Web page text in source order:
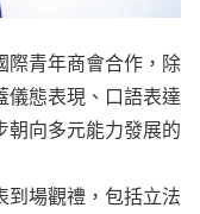
際青年商會合作，除
儀態表現、口語表達
朝向多元能力發展的
到場觀禮，包括立法